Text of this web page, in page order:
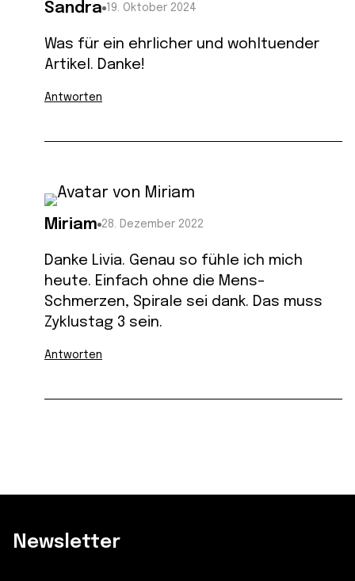
Sandra 19. Oktober 2024
Was für ein ehrlicher und wohltuender
Artikel. Danke!
Antworten
Miriam 28. Dezember 2022
Danke Livia. Genau so fühle ich mich
heute. Einfach ohne die Mens-
Schmerzen, Spirale sei dank. Das muss
Zyklustag 3 sein.
Antworten
Newsletter